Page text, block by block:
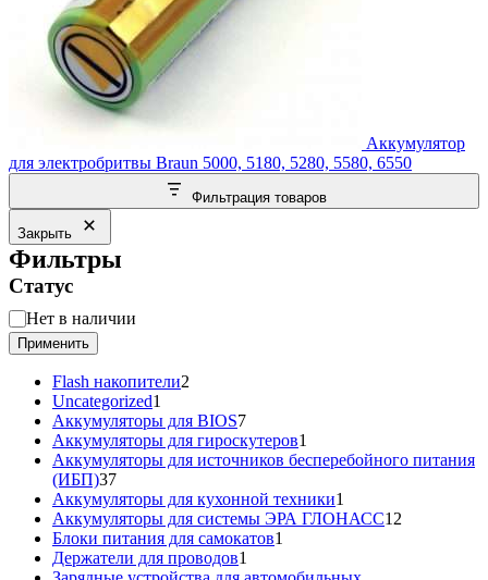
Аккумулятор
для электробритвы Braun 5000, 5180, 5280, 5580, 6550
Фильтрация товаров
Закрыть
Фильтры
Статус
Статус
Нет в наличии
Применить
Flash накопители2
Uncategorized1
товар
Аккумуляторы для BIOS77
товаров
Аккумуляторы для гироскутеров1
товар
Аккумуляторы для источников бесперебойного питания
(ИБП)3737
товаров
Аккумуляторы для кухонной техники1
товар
Аккумуляторы для системы ЭРА ГЛОНАСС12
Блоки питания для самокатов1
Держатели для проводов1